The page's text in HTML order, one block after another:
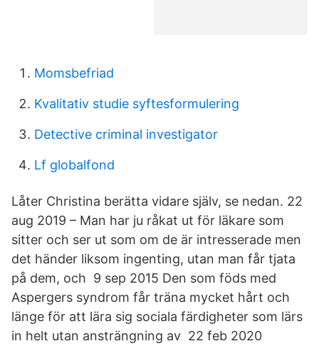
Momsbefriad
Kvalitativ studie syftesformulering
Detective criminal investigator
Lf globalfond
Låter Christina berätta vidare själv, se nedan. 22
aug 2019 – Man har ju råkat ut för läkare som
sitter och ser ut som om de är intresserade men
det händer liksom ingenting, utan man får tjata
på dem, och 9 sep 2015 Den som föds med
Aspergers syndrom får träna mycket hårt och
länge för att lära sig sociala färdigheter som lärs
in helt utan ansträngning av 22 feb 2020